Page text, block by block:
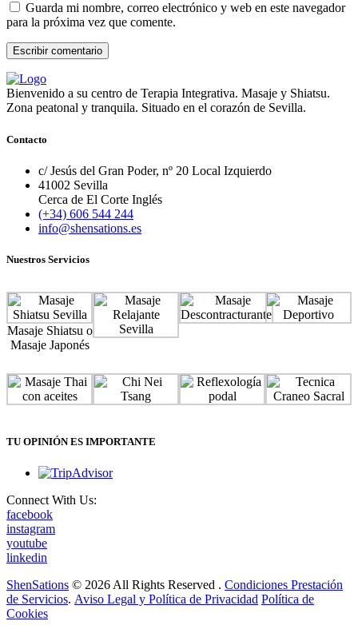
Guarda mi nombre, correo electrónico y web en este navegador
para la próxima vez que comente.
Bienvenido a su centro de Terapia Integrativa. Masaje y Shiatsu.
Zona peatonal y tranquila. Situado en el corazón de Sevilla.
Contacto
c/ Jesús del Gran Poder, nº 20 Local Izquierdo
41002 Sevilla
Cerca de El Corte Inglés
(+34) 606 544 244
info@shensations.es
Nuestros Servicios
Masaje Shiatsu o
Masaje Japonés
TU OPINIÓN ES IMPORTANTE
Connect With Us:
facebook
instagram
youtube
linkedin
ShenSations © 2026 All Rights Reserved . Condiciones Prestación
de Servicios. Aviso Legal y Política de Privacidad Política de
Cookies